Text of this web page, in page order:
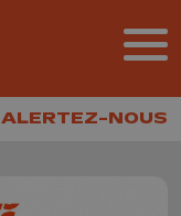
NOUS
ALERTEZ-NOUS